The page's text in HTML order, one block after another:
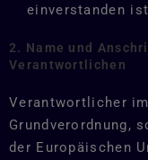
einverstanden
2. Name und
Verantwortlichen
Verantwortlicher
Grundverordnung,
der Europäischen